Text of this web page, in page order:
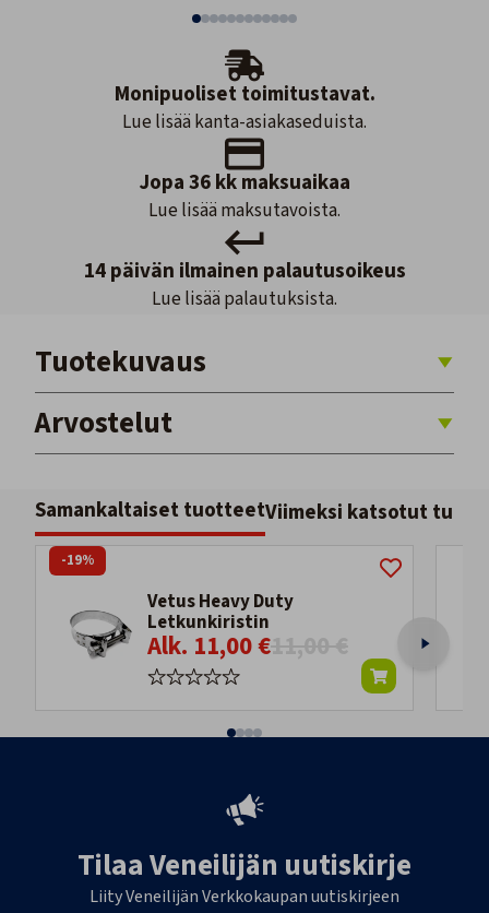
Monipuoliset toimitustavat.
Lue lisää kanta-asiakaseduista.
Jopa 36 kk maksuaikaa
Lue lisää maksutavoista.
14 päivän ilmainen palautusoikeus
Lue lisää palautuksista.
Tuotekuvaus
Arvostelut
Samankaltaiset tuotteetViimeksi katsotut
Vetus Heavy Duty
Letkunkiristin
Alk. 11,00 €11,00 €
-19%
Tilaa Veneilijän uutiskirje
Liity Veneilijän Verkkokaupan uutiskirjeen